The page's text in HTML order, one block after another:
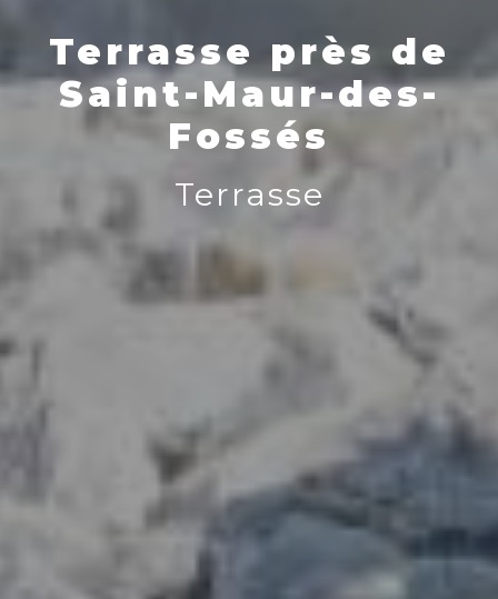
Terrasse près de
Saint-Maur-des-
Fossés
Terrasse